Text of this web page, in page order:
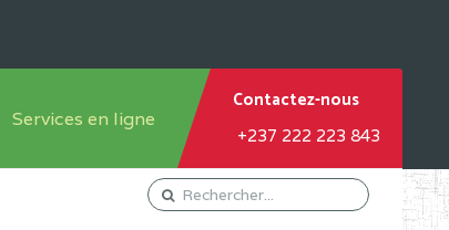
Services en ligne
Orientation Conseil
Gestion du Personnel
Contactez-nous
+237 222 223 843